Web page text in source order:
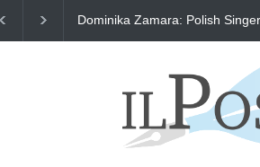
e Premio William Shakespeare